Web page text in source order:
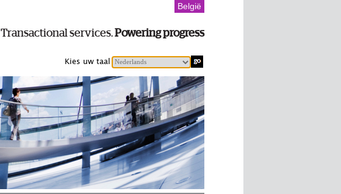
België
Transactional services.Powering progress
Kies uw taal